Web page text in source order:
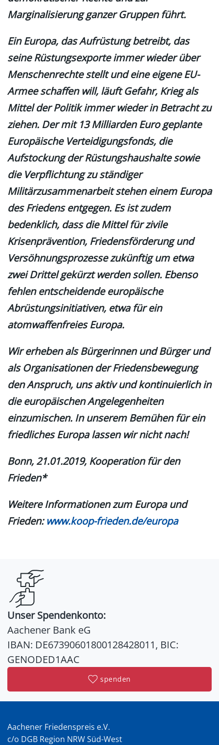
Marginalisierung ganzer Gruppen führt.
Ein Europa, das Aufrüstung betreibt, das
seine Rüstungsexporte immer wieder über
Menschenrechte stellt und eine eigene EU-
Armee schaffen will, läuft Gefahr, Krieg als
Mittel der Politik immer wieder in Betracht zu
ziehen. Der mit 13 Milliarden Euro geplante
Europäische Verteidigungsfonds, die
Aufstockung der Rüstungshaushalte sowie
die Verpflichtung zu ständiger
Militärzusammenarbeit stehen einem Europa
des Friedens entgegen. Es ist zudem
bedenklich, dass die Mittel für zivile
Krisenprävention, Friedensförderung und
Versöhnungsprozesse zukünftig um etwa
zwei Drittel gekürzt werden sollen. Ebenso
fehlen entscheidende europäische
Abrüstungsinitiativen, etwa für ein
atomwaffenfreies Europa.
Wir erheben als Bürgerinnen und Bürger und
als Organisationen der Friedensbewegung
den Anspruch, uns aktiv und kontinuierlich in
die europäischen Angelegenheiten
einzumischen. In unserem Bemühen für ein
friedliches Europa lassen wir nicht nach!
Bonn, 21.01.2019, Kooperation für den
Frieden*
Weitere Informationen zum Europa und
Frieden: www.koop-frieden.de/europa
Unser Spendenkonto:
Aachener Bank eG
IBAN: DE67390601800128428011, BIC:
GENODED1AAC
spenden
Aachener Friedenspreis e.V.
c/o DGB Region NRW Süd-West